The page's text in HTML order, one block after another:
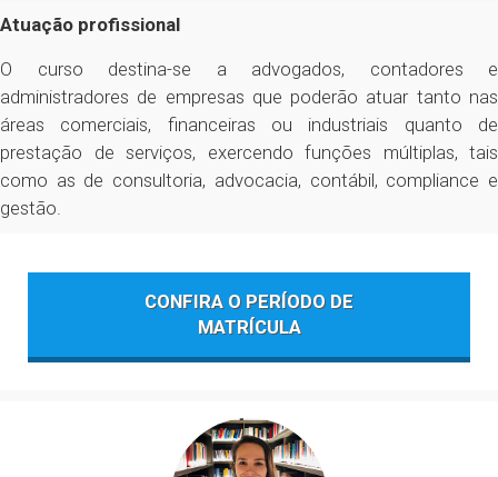
Atuação profissional
O curso destina-se a advogados, contadores e
administradores de empresas que poderão atuar tanto nas
áreas comerciais, financeiras ou industriais quanto de
prestação de serviços, exercendo funções múltiplas, tais
como as de consultoria, advocacia, contábil, compliance e
gestão.
CONFIRA O PERÍODO DE
MATRÍCULA